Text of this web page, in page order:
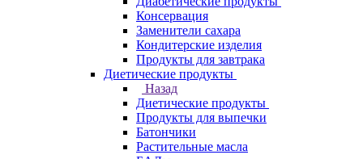
Консервация
Заменители сахара
Кондитерские изделия
Продукты для завтрака
Диетические продукты
Назад
Диетические продукты
Продукты для выпечки
Батончики
Растительные масла